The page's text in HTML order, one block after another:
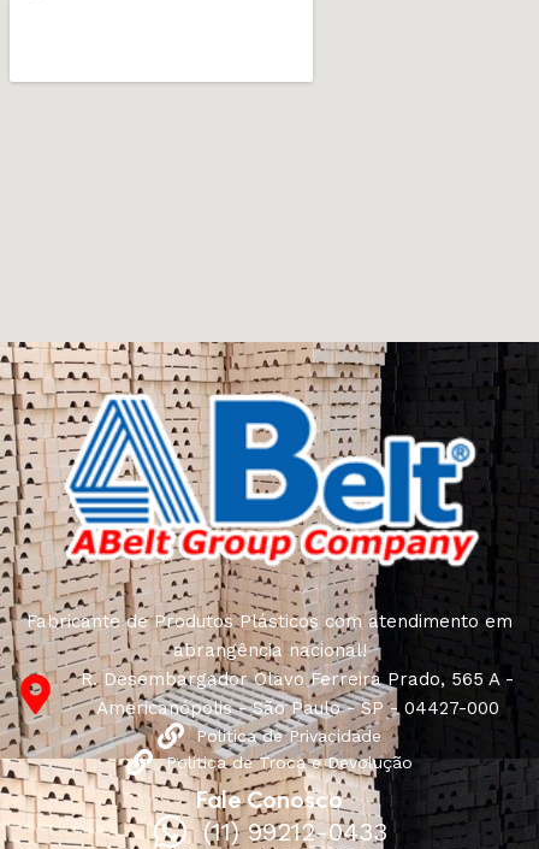
Fabricante de Produtos Plásticos com atendimento em
abrangência nacional!
R. Desembargador Olavo Ferreira Prado, 565 A -
Americanópolis - São Paulo - SP - 04427-000
Política de Privacidade
Política de Troca e Devolução
Fale Conosco
(11) 99212-0433